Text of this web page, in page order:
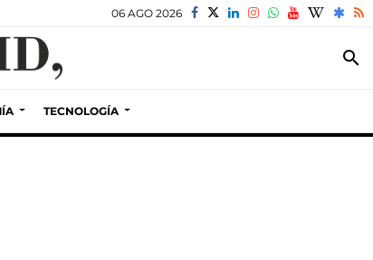
06 AGO 2026
search
TECNOLOGÍA